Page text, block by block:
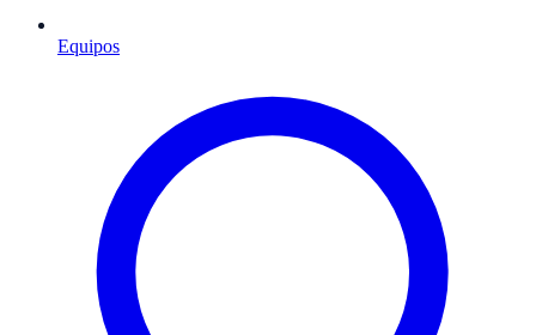
Equipos